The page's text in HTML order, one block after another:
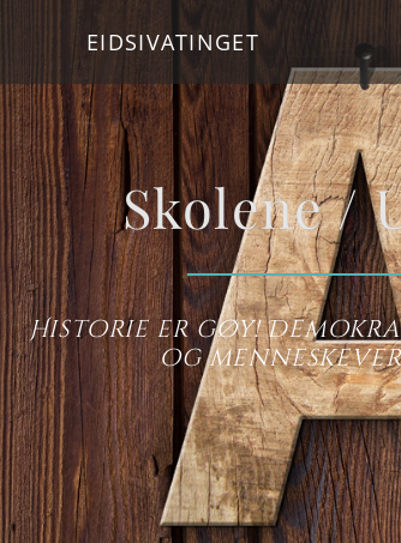
EIDSIVATINGET
Skolene /
Historie er gøy!
og